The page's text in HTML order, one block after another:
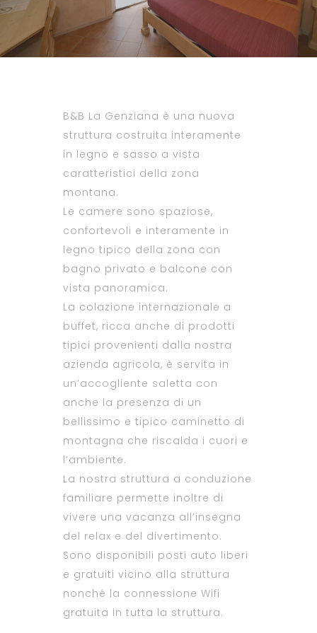
B&B La Genziana è una nuova
struttura costruita interamente
in legno e sasso a vista
caratteristici della zona
montana.
Le camere sono spaziose,
confortevoli e interamente in
legno tipico della zona con
bagno privato e balcone con
vista panoramica.
La colazione internazionale a
buffet, ricca anche di prodotti
tipici provenienti dalla nostra
azienda agricola, è servita in
un’accogliente saletta con
anche la presenza di un
bellissimo e tipico caminetto di
montagna che riscalda i cuori e
l’ambiente.
La nostra struttura a conduzione
familiare permette inoltre di
vivere una vacanza all’insegna
del relax e del divertimento.
Sono disponibili posti auto liberi
e gratuiti vicino alla struttura
nonché la connessione Wifi
gratuita in tutta la struttura.